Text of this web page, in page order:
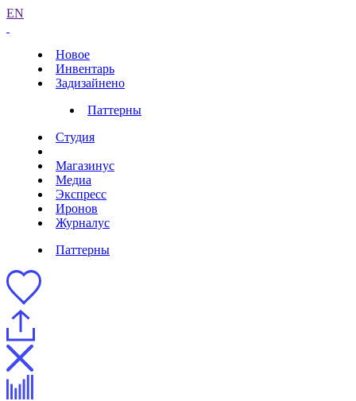
EN
Новое
Инвентарь
Задизайнено
Паттерны
Студия
Магазинус
Медиа
Экспресс
Иронов
Журналус
Паттерны